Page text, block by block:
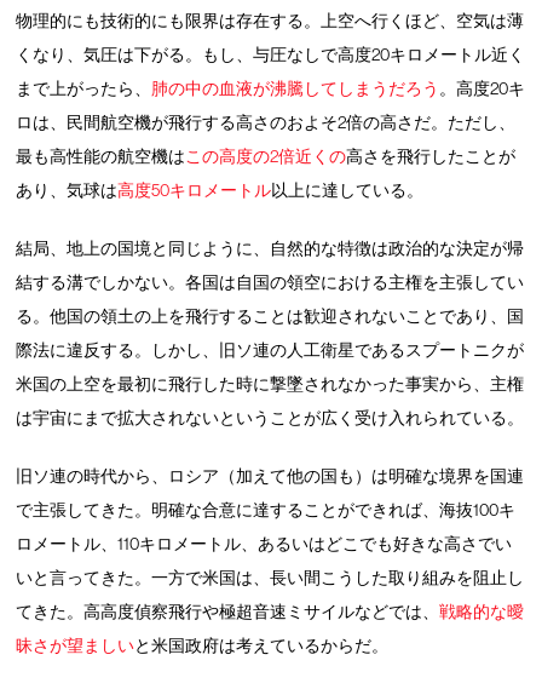
物理的にも技術的にも限界は存在する。上空へ行くほど、空気は薄
くなり、気圧は下がる。もし、与圧なしで高度20キロメートル近く
まで上がったら、 肺の中の血液が沸騰してしまうだろう 。高度20キ
ロは、民間航空機が飛行する高さのおよそ2倍の高さだ。ただし、
最も高性能の航空機はこの高度の2倍近くの高さを飛行したことが
あり、気球は高度50キロメートル以上に達している。
結局、地上の国境と同じように、自然的な特徴は政治的な決定が帰
結する溝でしかない。各国は自国の領空における主権を主張してい
る。他国の領土の上を飛行することは歓迎されないことであり、国
際法に違反する。しかし、旧ソ連の人工衛星であるスプートニクが
米国の上空を最初に飛行した時に撃墜されなかった事実から、主権
は宇宙にまで拡大されないということが広く受け入れられている。
旧ソ連の時代から、ロシア（加えて他の国も）は明確な境界を国連
で主張してきた。明確な合意に達することができれば、海抜100キ
ロメートル、110キロメートル、あるいはどこでも好きな高さでい
いと言ってきた。一方で米国は、長い間こうした取り組みを阻止し
てきた。高高度偵察飛行や極超音速ミサイルなどでは、戦略的な曖
昧さが望ましいと米国政府は考えているからだ。